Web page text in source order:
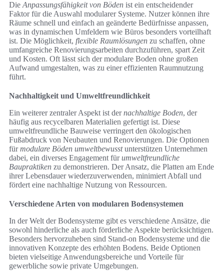
Die Anpassungsfähigkeit von Böden ist ein entscheidender
Faktor für die Auswahl modularer Systeme. Nutzer können ihre
Räume schnell und einfach an geänderte Bedürfnisse anpassen,
was in dynamischen Umfeldern wie Büros besonders vorteilhaft
ist. Die Möglichkeit, flexible Raumlösungen zu schaffen, ohne
umfangreiche Renovierungsarbeiten durchzuführen, spart Zeit
und Kosten. Oft lässt sich der modulare Boden ohne großen
Aufwand umgestalten, was zu einer effizienten Raumnutzung
führt.
Nachhaltigkeit und Umweltfreundlichkeit
Ein weiterer zentraler Aspekt ist dernachhaltige Boden, der
häufig aus recycelbaren Materialien gefertigt ist. Diese
umweltfreundliche Bauweise verringert den ökologischen
Fußabdruck von Neubauten und Renovierungen. Die Optionen
fürmodulare Böden umweltbewusstunterstützen Unternehmen
dabei, ein diverses Engagement fürumweltfreundliche
Baupraktiken zu demonstrieren. Der Ansatz, die Platten am Ende
ihrer Lebensdauer wiederzuverwenden, minimiert Abfall und
fördert eine nachhaltige Nutzung von Ressourcen.
Verschiedene Arten von modularen Bodensystemen
In der Welt der Bodensysteme gibt es verschiedene Ansätze, die
sowohl hinderliche als auch förderliche Aspekte berücksichtigen.
Besonders hervorzuheben sind Stand-on Bodensysteme und die
innovativen Konzepte des erhöhten Bodens. Beide Optionen
bieten vielseitige Anwendungsbereiche und Vorteile für
gewerbliche sowie private Umgebungen.